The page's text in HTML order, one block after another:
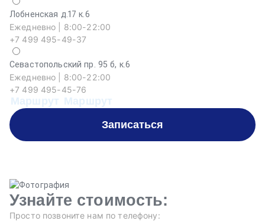
Лобненская д.17 к.6
Ежедневно | 8:00-22:00
+7 499 495-49-37
Севастопольский пр. 95 б, к.6
Ежедневно | 8:00-22:00
+7 499 495-45-76
Маршрут Маршрут
Записаться
Узнайте стоимость:
Просто позвоните нам по телефону: